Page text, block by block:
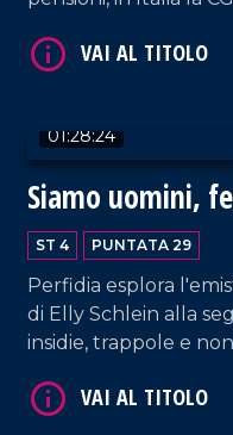
01:28:24
Siamo uomini,
capibastone?
ST 4 PUNTATA 29
Perfidia esplora
di Elly Schlein alla
insidie, trappole e